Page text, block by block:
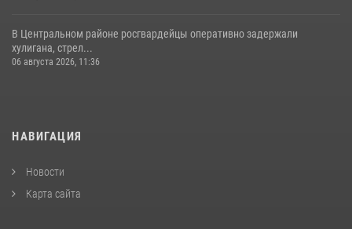
В Центральном районе росгвардейцы оперативно задержали
хулигана, стрел...
06 августа 2026, 11:36
НАВИГАЦИЯ
Новости
Карта сайта